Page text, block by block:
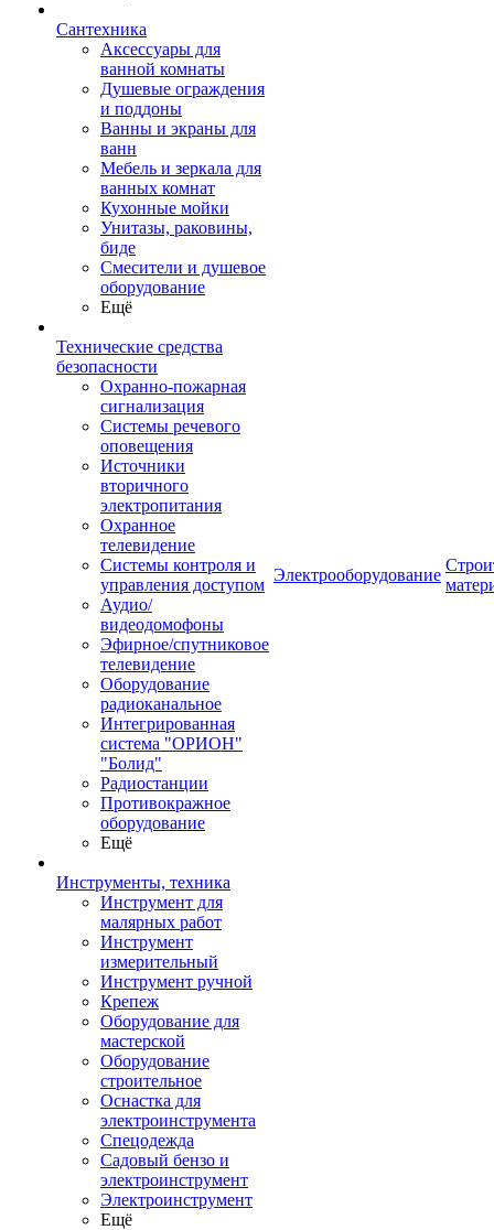
Сантехника
Аксессуары для
ванной комнаты
Душевые ограждения
и поддоны
Ванны и экраны для
ванн
Мебель и зеркала для
ванных комнат
Кухонные мойки
Унитазы, раковины,
биде
Смесители и душевое
оборудование
Ещё
Технические средства
безопасности
Охранно-пожарная
сигнализация
Системы речевого
оповещения
Источники
вторичного
электропитания
Охранное
телевидение
Системы контроля и
управления доступом
Аудио/
видеодомофоны
Эфирное/спутниковое
телевидение
Оборудование
радиоканальное
Интегрированная
система "ОРИОН"
"Болид"
Радиостанции
Противокражное
оборудование
Ещё
Инструменты, техника
Инструмент для
малярных работ
Инструмент
измерительный
Инструмент ручной
Крепеж
Оборудование для
мастерской
Оборудование
строительное
Оснастка для
электроинструмента
Спецодежда
Садовый бензо и
электроинструмент
Электроинструмент
Ещё
Электрооборудование